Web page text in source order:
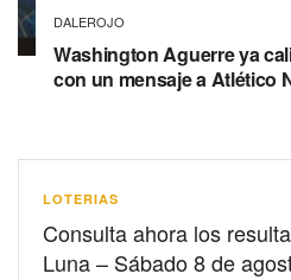
DALEROJO
Washington Aguerre ya
con un mensaje a Atlético
LOTERIAS
Consulta ahora los
Luna – Sábado 8 de